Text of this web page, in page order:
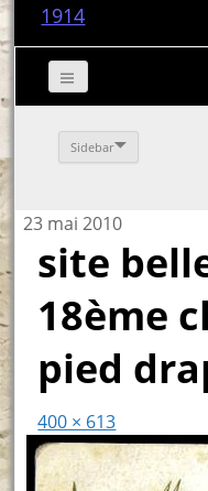
1914
Sidebar
23 mai 2010
site
18ème
pied
400 × 613